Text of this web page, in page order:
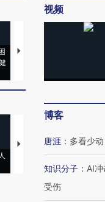
马航飞行员跨国走私7万
【推广】走进第四届链博
会，让数智科技“链”接产
视频
博客
唐涯 ： 多看少动
知识分子 ： AI
受伤